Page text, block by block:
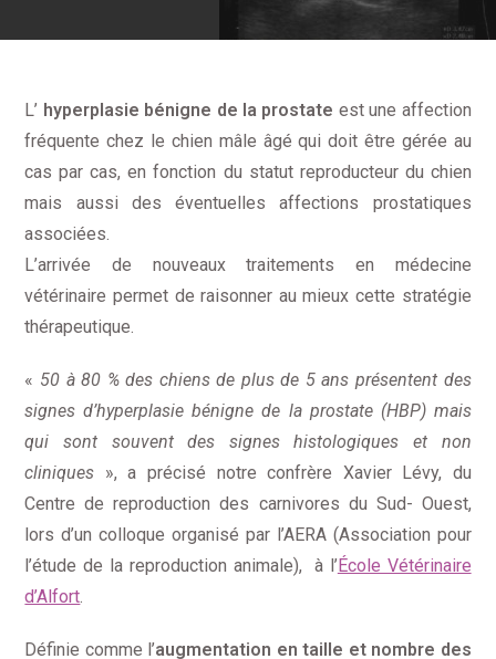
L’ hyperplasie bénigne de la prostate est une affection
fréquente chez le chien mâle âgé qui doit être gérée au
cas par cas, en fonction du statut reproducteur du chien
mais aussi des éventuelles affections prostatiques
associées.
L’arrivée de nouveaux traitements en médecine
vétérinaire permet de raisonner au mieux cette stratégie
thérapeutique.
« 50 à 80 % des chiens de plus de 5 ans présentent des
signes d’hyperplasie bénigne de la prostate (HBP) mais
qui sont souvent des signes histologiques et non
cliniques », a précisé notre confrère Xavier Lévy, du
Centre de reproduction des carnivores du Sud- Ouest,
lors d’un colloque organisé par l’AERA (Association pour
l’étude de la reproduction animale), à l’École Vétérinaire
d’Alfort.
Définie comme l’augmentation en taille et nombre des